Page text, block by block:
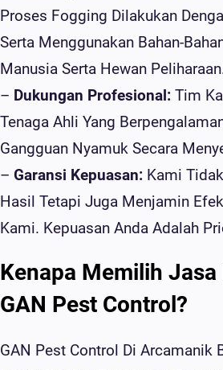
Proses Fogging Dilakukan
Serta Menggunakan Bahan-
Manusia Serta Hewan
– Dukungan Profesional: Tim
Tenaga Ahli Yang
Gangguan Nyamuk Secara
– Garansi Kepuasan: Kami
Hasil Tetapi Juga Menjamin
Kami. Kepuasan Anda Adalah
Kenapa Memilih Jasa
GAN Pest Control?
GAN Pest Control Di Arcamanik